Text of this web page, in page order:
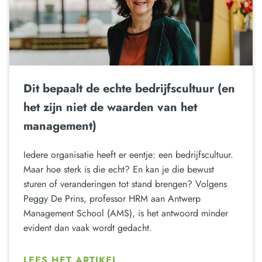
Dit bepaalt de echte bedrijfscultuur (en
het zijn niet de waarden van het
management)
Iedere organisatie heeft er eentje: een bedrijfscultuur.
Maar hoe sterk is die echt? En kan je die bewust
sturen of veranderingen tot stand brengen? Volgens
Peggy De Prins, professor HRM aan Antwerp
Management School (AMS), is het antwoord minder
evident dan vaak wordt gedacht.